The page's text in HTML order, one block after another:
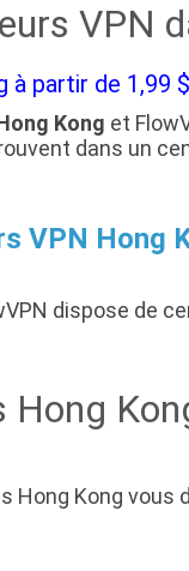
VPN
à partir de 1,99 $
Kong et
dans un
VPN Hong
dispose de
Hong
Hong Kong